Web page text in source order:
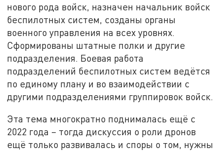
нового рода войск, назначен начальник войск
беспилотных систем, созданы органы
военного управления на всех уровнях.
Сформированы штатные полки и другие
подразделения. Боевая работа
подразделений беспилотных систем ведётся
по единому плану и во взаимодействии с
другими подразделениями группировок войск.
Эта тема многократно поднималась ещё с
2022 года – тогда дискуссия о роли дронов
ещё только развивалась и споры о том, нужны